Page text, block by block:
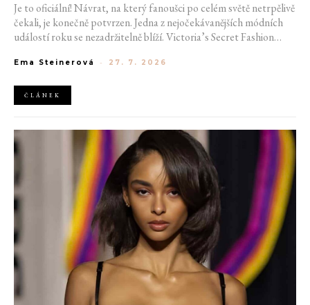
Je to oficiální! Návrat, na který fanoušci po celém světě netrpělivě
čekali, je konečně potvrzen. Jedna z nejočekávanějších módních
událostí roku se nezadržitelně blíží. Victoria’s Secret Fashion
už potvrdili místo konání i jméno první modelky, která se letos
Ema Steinerová - 27. 7. 2026
ČLÁNEK